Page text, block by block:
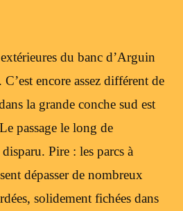
du banc d’Arguin
encore assez différent de
la grande conche sud est
passage le long de
Pire : les parcs à
dépasser de nombreux
solidement fichées dans